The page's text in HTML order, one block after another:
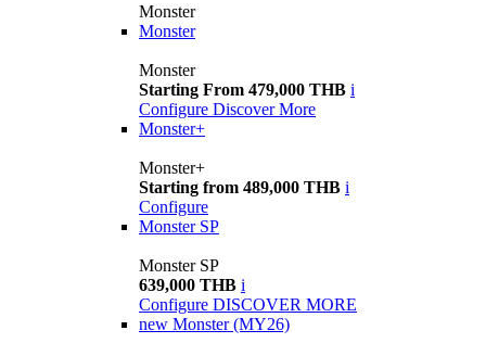
Monster
Monster
Monster
Starting From 479,000 THB i
Configure Discover More
Monster+
Monster+
Starting from 489,000 THB i
Configure
Monster SP
Monster SP
639,000 THB i
Configure DISCOVER MORE
new Monster (MY26)